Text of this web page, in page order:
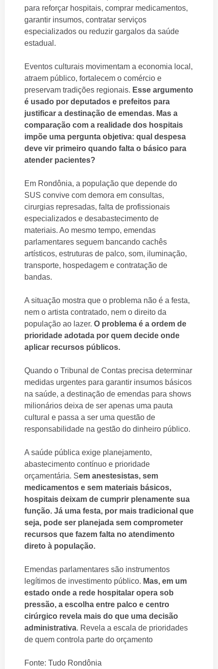
para reforçar hospitais, comprar medicamentos,
garantir insumos, contratar serviços
especializados ou reduzir gargalos da saúde
estadual.
Eventos culturais movimentam a economia local,
atraem público, fortalecem o comércio e
preservam tradições regionais. Esse argumento
é usado por deputados e prefeitos para
justificar a destinação de emendas. Mas a
comparação com a realidade dos hospitais
impõe uma pergunta objetiva: qual despesa
deve vir primeiro quando falta o básico para
atender pacientes?
Em Rondônia, a população que depende do
SUS convive com demora em consultas,
cirurgias represadas, falta de profissionais
especializados e desabastecimento de
materiais. Ao mesmo tempo, emendas
parlamentares seguem bancando cachês
artísticos, estruturas de palco, som, iluminação,
transporte, hospedagem e contratação de
bandas.
A situação mostra que o problema não é a festa,
nem o artista contratado, nem o direito da
população ao lazer. O problema é a ordem de
prioridade adotada por quem decide onde
aplicar recursos públicos.
Quando o Tribunal de Contas precisa determinar
medidas urgentes para garantir insumos básicos
na saúde, a destinação de emendas para shows
milionários deixa de ser apenas uma pauta
cultural e passa a ser uma questão de
responsabilidade na gestão do dinheiro público.
A saúde pública exige planejamento,
abastecimento contínuo e prioridade
orçamentária. Sem anestesistas, sem
medicamentos e sem materiais básicos,
hospitais deixam de cumprir plenamente sua
função. Já uma festa, por mais tradicional que
seja, pode ser planejada sem comprometer
recursos que fazem falta no atendimento
direto à população.
Emendas parlamentares são instrumentos
legítimos de investimento público. Mas, em um
estado onde a rede hospitalar opera sob
pressão, a escolha entre palco e centro
cirúrgico revela mais do que uma decisão
administrativa. Revela a escala de prioridades
de quem controla parte do orçamento
Fonte: Tudo Rondônia